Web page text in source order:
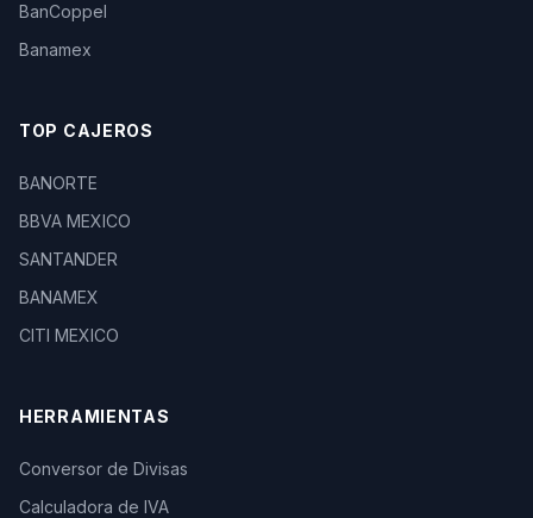
BanCoppel
Banamex
TOP CAJEROS
BANORTE
BBVA MEXICO
SANTANDER
BANAMEX
CITI MEXICO
HERRAMIENTAS
Conversor de Divisas
Calculadora de IVA